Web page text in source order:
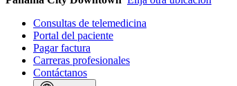
Consultas de telemedicina
Portal del paciente
Pagar factura
Carreras profesionales
Contáctanos